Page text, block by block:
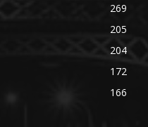
269
205
204
172
166